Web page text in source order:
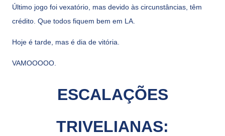
Último jogo foi vexatório, mas devido às circunstâncias, têm
crédito. Que todos fiquem bem em LA.
Hoje é tarde, mas é dia de vitória.
VAMOOOOO.
ESCALAÇÕES
TRIVELIANAS: